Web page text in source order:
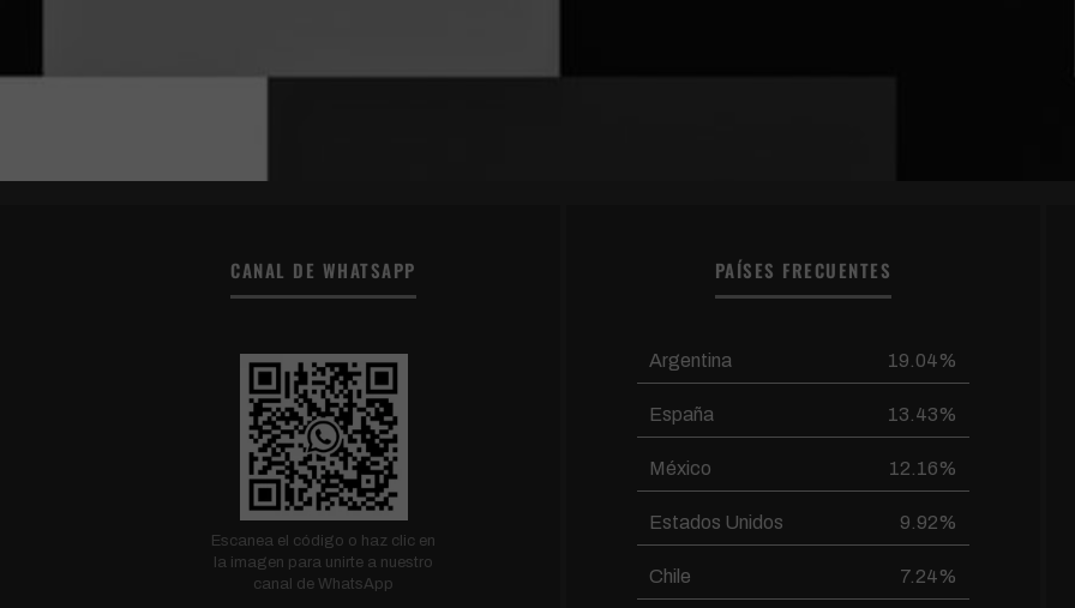
CANAL DE WHATSAPP
Escanea el código o haz clic en
la imagen para unirte a nuestro
canal de WhatsApp
PAÍSES FRECUENTES
Argentina 19.04%
España 13.43%
México 12.16%
Estados Unidos 9.92%
Chile 7.24%